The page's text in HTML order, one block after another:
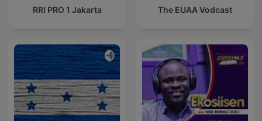
RRI PRO 1 Jakarta The EUAA Vodcast